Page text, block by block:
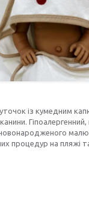
із кумедним
новонародженого
процедур на пляжі та